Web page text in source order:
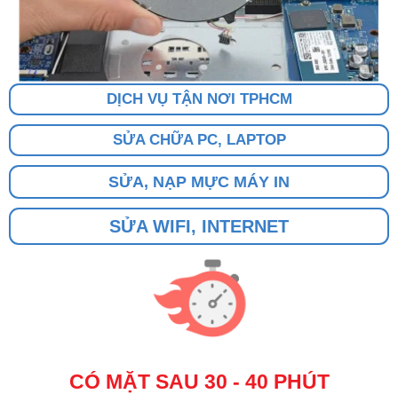
DỊCH VỤ TẬN NƠI TPHCM
SỬA CHỮA PC, LAPTOP
SỬA, NẠP MỰC MÁY IN
SỬA WIFI, INTERNET
CÓ MẶT SAU 30 - 40 PHÚT